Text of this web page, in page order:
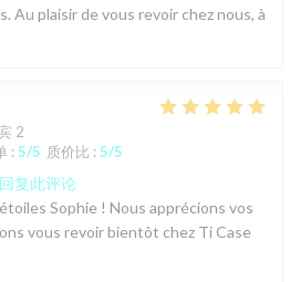
Au plaisir de vous revoir chez nous, à
2
: 5/5 质价比 : 5/5
复此评论
Sophie ! Nous apprécions vos
vous revoir bientôt chez Ti Case